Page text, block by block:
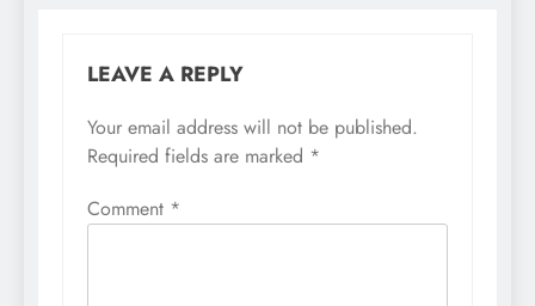
LEAVE A REPLY
Your email address will not be published.
Required fields are marked *
Comment *